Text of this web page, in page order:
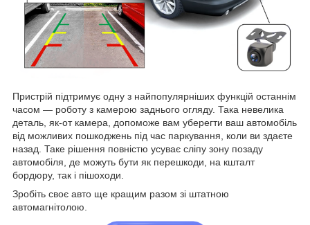
Пристрій підтримує одну з найпопулярніших функцій останнім
часом — роботу з камерою заднього огляду. Така невелика
деталь, як-от камера, допоможе вам уберегти ваш автомобіль
від можливих пошкоджень під час паркування, коли ви здаєте
назад. Таке рішення повністю усуває сліпу зону позаду
автомобіля, де можуть бути як перешкоди, на кшталт
бордюру, так і пішоходи.
Зробіть своє авто ще кращим разом зі штатною
автомагнітолою.